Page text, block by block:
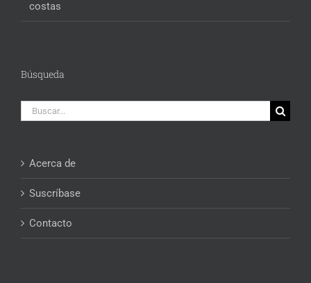
Búsqueda
Buscar:
Acerca de
Suscríbase
Contacto